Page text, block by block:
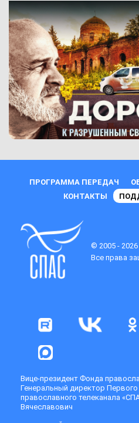
ПРОГРАММА ПЕРЕДАЧ
КОНТАКТЫ
© 2005 - 2026
Все права
Вице-президент Фонда
Генеральный директор
православного телеканала
Вячеславович